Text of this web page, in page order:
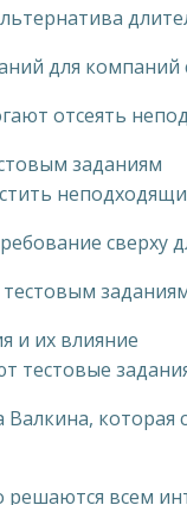
для
отсеять
заданиям
сверху
и их влияние
тестовые
которая
решаются всем